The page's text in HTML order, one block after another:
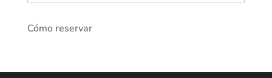
Cómo reservar